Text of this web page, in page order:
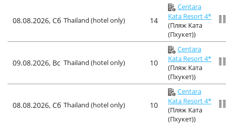
08.08.2026, Сб Thailand (hotel only) 14
Centara
Kata Resort 4*
(Пляж Ката
(Пхукет))
09.08.2026, Вс Thailand (hotel only) 10
Centara
Kata Resort 4*
(Пляж Ката
(Пхукет))
08.08.2026, Сб Thailand (hotel only) 10
Centara
Kata Resort 4*
(Пляж Ката
(Пхукет))